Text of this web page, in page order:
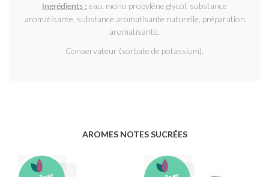
Ingrédients : eau, mono propylène glycol, substance
aromatisante, substance aromatisante naturelle, préparation
aromatisante.
Conservateur (sorbate de potassium).
AROMES NOTES SUCRÉES